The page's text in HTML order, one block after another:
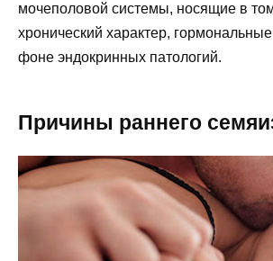
мочеполовой системы, носящие в
хронический характер,
фоне эндокринных патологий.
Причины раннего